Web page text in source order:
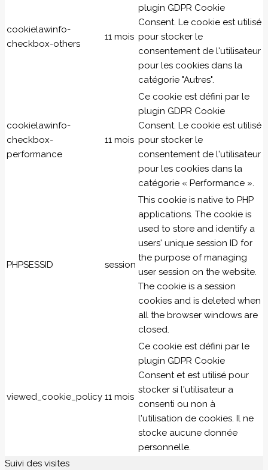
cookielawinfo-
checkbox-others
11 mois
plugin GDPR Cookie
Consent. Le cookie est utilisé
pour stocker le
consentement de l'utilisateur
pour les cookies dans la
catégorie "Autres".
cookielawinfo-
checkbox-
performance
11 mois
Ce cookie est défini par le
plugin GDPR Cookie
Consent. Le cookie est utilisé
pour stocker le
consentement de l'utilisateur
pour les cookies dans la
catégorie « Performance ».
PHPSESSID session
This cookie is native to PHP
applications. The cookie is
used to store and identify a
users' unique session ID for
the purpose of managing
user session on the website.
The cookie is a session
cookies and is deleted when
all the browser windows are
closed.
viewed_cookie_policy 11 mois
Ce cookie est défini par le
plugin GDPR Cookie
Consent et est utilisé pour
stocker si l'utilisateur a
consenti ou non à
l'utilisation de cookies. Il ne
stocke aucune donnée
personnelle.
Suivi des visites